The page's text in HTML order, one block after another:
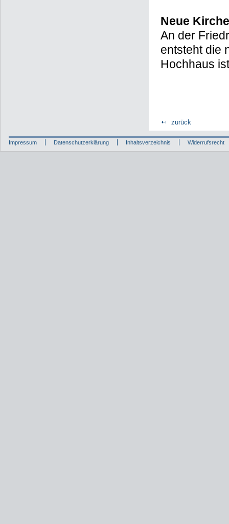
Neue Kirche
An der
entsteht die
Hochhaus
zurück
Impressum Datenschutzerklärung Inhaltsverzeichnis Widerrufsrecht